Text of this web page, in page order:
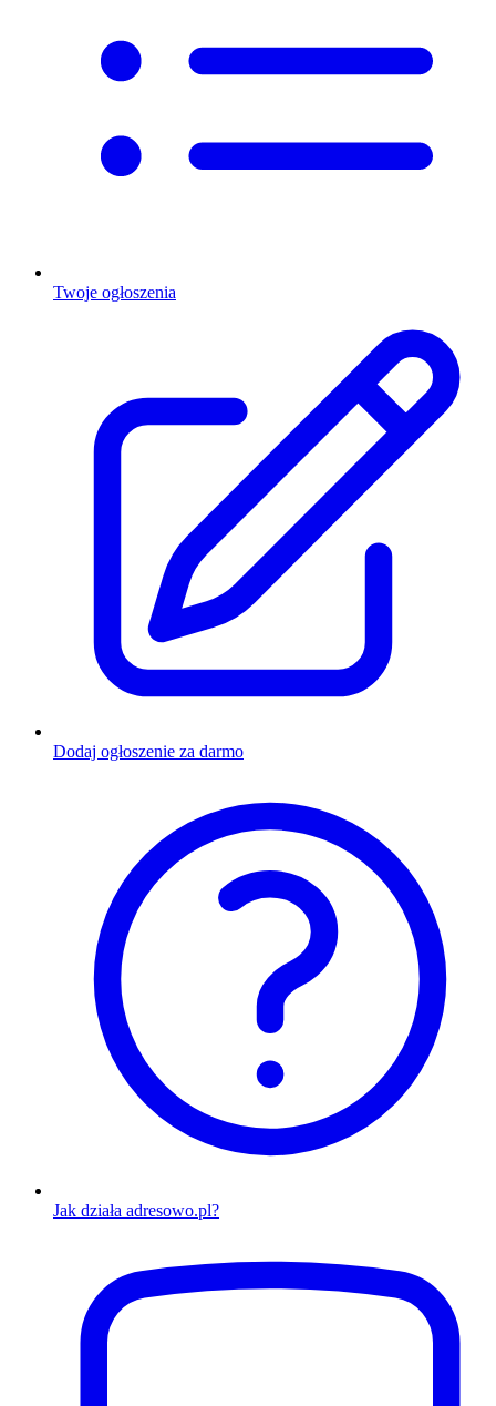
Twoje ogłoszenia
Dodaj ogłoszenie za darmo
Jak działa adresowo.pl?